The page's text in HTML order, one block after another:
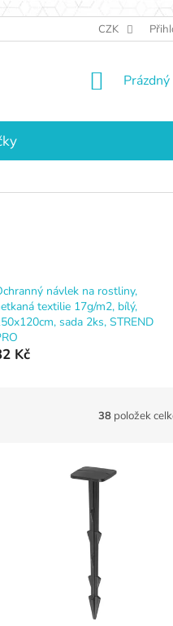
KONTAKTY
CZK
návlek na rostliny,
textilie 17g/m2, bílý,
sada 2ks, STREND
Kč
38 položek